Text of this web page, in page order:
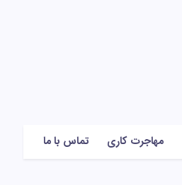
مهاجرت کاری تماس با ما